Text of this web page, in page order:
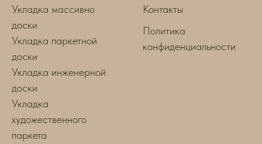
Укладка массивно
доски
Укладка паркетной
доски
Укладка инженерной
доски
Укладка
художественного
паркета
Контакты
Политика
конфиденциальности